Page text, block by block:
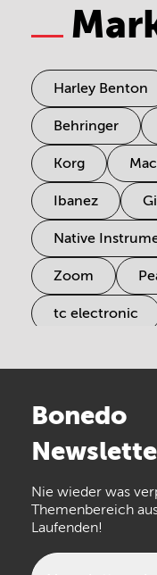
Harley Benton
Behringer
Korg
Ibanez
Native
Zoom
tc electronic
Arturia
the t.bone
Walrus Audio
Bonedo
Nie wieder was
Themenbereich
Laufenden!